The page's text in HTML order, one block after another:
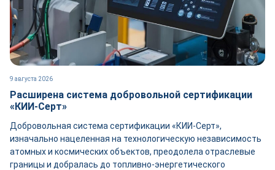
9 августа 2026
Расширена система добровольной сертификации
«КИИ-Серт»
Добровольная система сертификации «КИИ-Серт»,
изначально нацеленная на технологическую независимость
атомных и космических объектов, преодолела отраслевые
границы и добралась до топливно-энергетического